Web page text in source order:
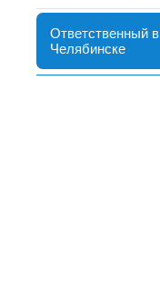
Ответственный в
Челябинске